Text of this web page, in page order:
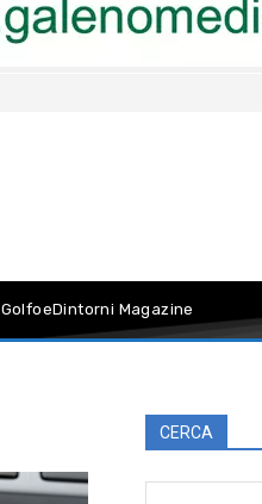
GolfoeDintorni Magazine
CERCA